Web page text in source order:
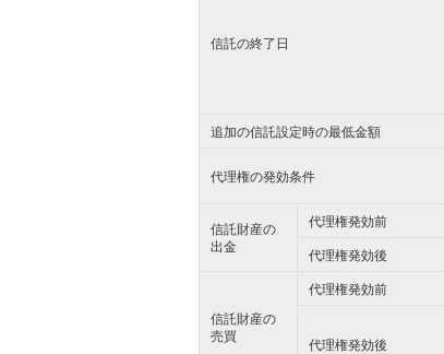
信託の終了日
追加の信託設定時の最低金額
代理権の発効条件
信託財産の
出金
代理権発効前
代理権発効後
信託財産の
売買
代理権発効前
代理権発効後